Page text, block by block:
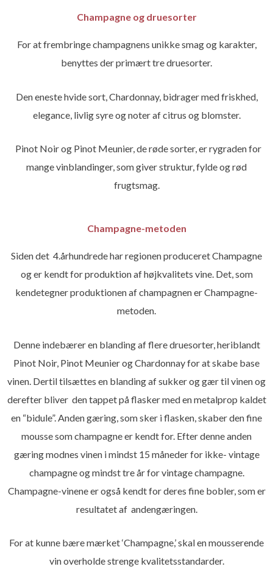
Champagne og druesorter
For at frembringe champagnens unikke smag og karakter,
benyttes der primært tre druesorter.
Den eneste hvide sort, Chardonnay, bidrager med friskhed,
elegance, livlig syre og noter af citrus og blomster.
Pinot Noir og Pinot Meunier, de røde sorter, er rygraden for
mange vinblandinger, som giver struktur, fylde og rød
frugtsmag.
Champagne-metoden
Siden det 4.århundrede har regionen produceret Champagne
og er kendt for produktion af højkvalitets vine. Det, som
kendetegner produktionen af champagnen er Champagne-
metoden.
Denne indebærer en blanding af flere druesorter, heriblandt
Pinot Noir, Pinot Meunier og Chardonnay for at skabe base
vinen. Dertil tilsættes en blanding af sukker og gær til vinen og
derefter bliver den tappet på flasker med en metalprop kaldet
en “bidule”. Anden gæring, som sker i flasken, skaber den fine
mousse som champagne er kendt for. Efter denne anden
gæring modnes vinen i mindst 15 måneder for ikke- vintage
champagne og mindst tre år for vintage champagne.
Champagne-vinene er også kendt for deres fine bobler, som er
resultatet af andengæringen.
For at kunne bære mærket ‘Champagne,’ skal en mousserende
vin overholde strenge kvalitetsstandarder.